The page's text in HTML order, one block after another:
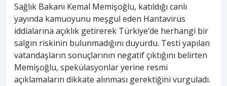
Sağlık Bakanı Kemal Memişoğlu, katıldığı canlı
yayında kamuoyunu meşgul eden Hantavirüs
iddialarına açıklık getirerek Türkiye’de herhangi bir
salgın riskinin bulunmadığını duyurdu. Testi yapılan
vatandaşların sonuçlarının negatif çıktığını belirten
Memişoğlu, spekülasyonlar yerine resmi
açıklamaların dikkate alınması gerektiğini vurguladı.